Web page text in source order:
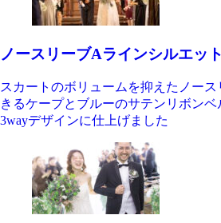
ノースリーブAラインシルエッ
スカートのボリュームを抑えたノー
きるケープとブルーのサテンリボン
3wayデザインに仕上げました